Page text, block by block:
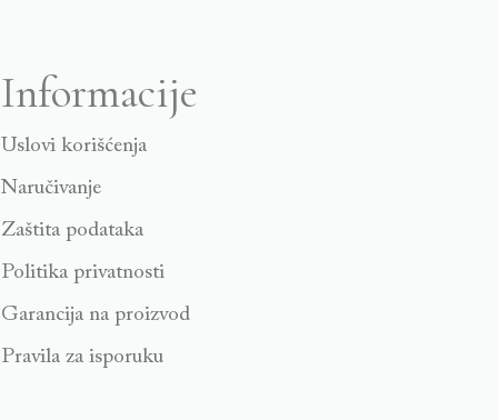
Informacije
Uslovi korišćenja
Naručivanje
Zaštita podataka
Politika privatnosti
Garancija na proizvod
Pravila za isporuku